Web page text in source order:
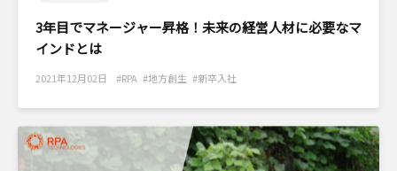
3年目でマネージャー昇格！未来の経営人材に必要なマ
インドとは
2021年12月02日 #RPA #地方創生 #新卒入社